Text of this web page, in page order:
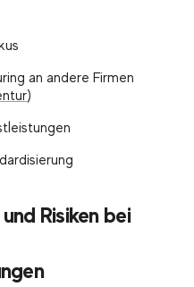
an andere Firmen
)
Risiken bei